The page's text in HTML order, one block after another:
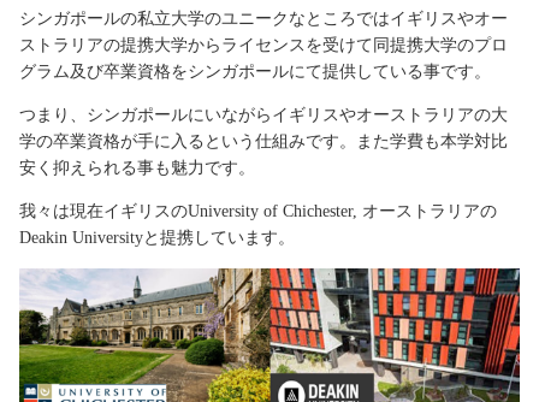
シンガポールの私立大学のユニークなところではイギリスやオー
ストラリアの提携大学からライセンスを受けて同提携大学のプロ
グラム及び卒業資格をシンガポールにて提供している事です。
つまり、シンガポールにいながらイギリスやオーストラリアの大
学の卒業資格が手に入るという仕組みです。また学費も本学対比
安く抑えられる事も魅力です。
我々は現在イギリスのUniversity of Chichester, オーストラリアの
Deakin Universityと提携しています。